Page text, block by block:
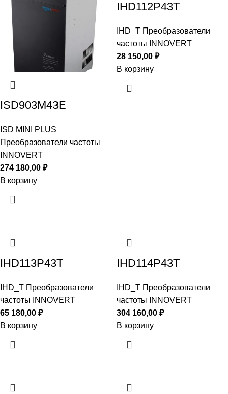
ISD903M43E
ISD MINI PLUS
Преобразователи частоты
INNOVERT
274 180,00 ₽
В корзину
IHD112P43T
IHD_T Преобразователи
частоты INNOVERT
28 150,00 ₽
В корзину
IHD113P43T
IHD_T Преобразователи
частоты INNOVERT
65 180,00 ₽
В корзину
IHD114P43T
IHD_T Преобразователи
частоты INNOVERT
304 160,00 ₽
В корзину